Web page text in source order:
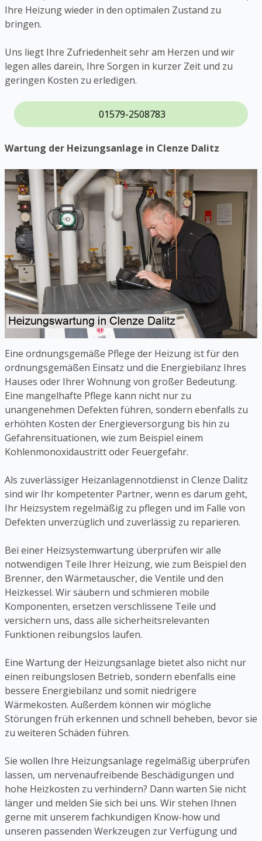
Ihre Heizung wieder in den optimalen Zustand zu
bringen.
Uns liegt Ihre Zufriedenheit sehr am Herzen und wir
legen alles darein, Ihre Sorgen in kurzer Zeit und zu
geringen Kosten zu erledigen.
01579-2508783
Wartung der Heizungsanlage in Clenze Dalitz
Eine ordnungsgemäße Pflege der Heizung ist für den
ordnungsgemäßen Einsatz und die Energiebilanz Ihres
Hauses oder Ihrer Wohnung von großer Bedeutung.
Eine mangelhafte Pflege kann nicht nur zu
unangenehmen Defekten führen, sondern ebenfalls zu
erhöhten Kosten der Energieversorgung bis hin zu
Gefahrensituationen, wie zum Beispiel einem
Kohlenmonoxidaustritt oder Feuergefahr.
Als zuverlässiger Heizanlagennotdienst in Clenze Dalitz
sind wir Ihr kompetenter Partner, wenn es darum geht,
Ihr Heizsystem regelmäßig zu pflegen und im Falle von
Defekten unverzüglich und zuverlässig zu reparieren.
Bei einer Heizsystemwartung überprüfen wir alle
notwendigen Teile Ihrer Heizung, wie zum Beispiel den
Brenner, den Wärmetauscher, die Ventile und den
Heizkessel. Wir säubern und schmieren mobile
Komponenten, ersetzen verschlissene Teile und
versichern uns, dass alle sicherheitsrelevanten
Funktionen reibungslos laufen.
Eine Wartung der Heizungsanlage bietet also nicht nur
einen reibungslosen Betrieb, sondern ebenfalls eine
bessere Energiebilanz und somit niedrigere
Wärmekosten. Außerdem können wir mögliche
Störungen früh erkennen und schnell beheben, bevor sie
zu weiteren Schäden führen.
Sie wollen Ihre Heizungsanlage regelmäßig überprüfen
lassen, um nervenaufreibende Beschädigungen und
hohe Heizkosten zu verhindern? Dann warten Sie nicht
länger und melden Sie sich bei uns. Wir stehen Ihnen
gerne mit unserem fachkundigen Know-how und
unseren passenden Werkzeugen zur Verfügung und